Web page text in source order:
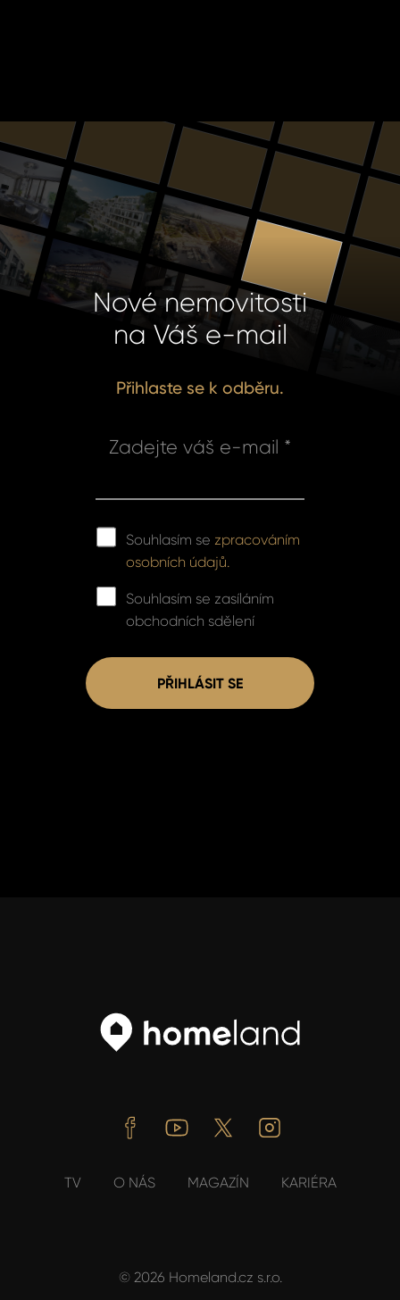
Nové nemovitosti
na Váš e-mail
Přihlaste se k odběru.
Zadejte váš e-mail *
Souhlasím se zpracováním
osobních údajů.
Souhlasím se zasíláním
obchodních sdělení
PŘIHLÁSIT SE
FacebookYoutube Twitter
TV O NÁS MAGAZÍN KARIÉRA
© 2026 Homeland.cz s.r.o.